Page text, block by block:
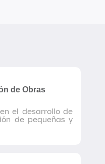
de Obras
el desarrollo de
de pequeñas y